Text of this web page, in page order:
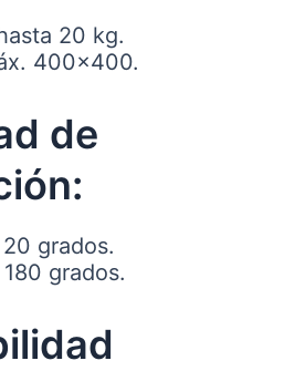
20 kg.
400×400.
de
grados.
grados.